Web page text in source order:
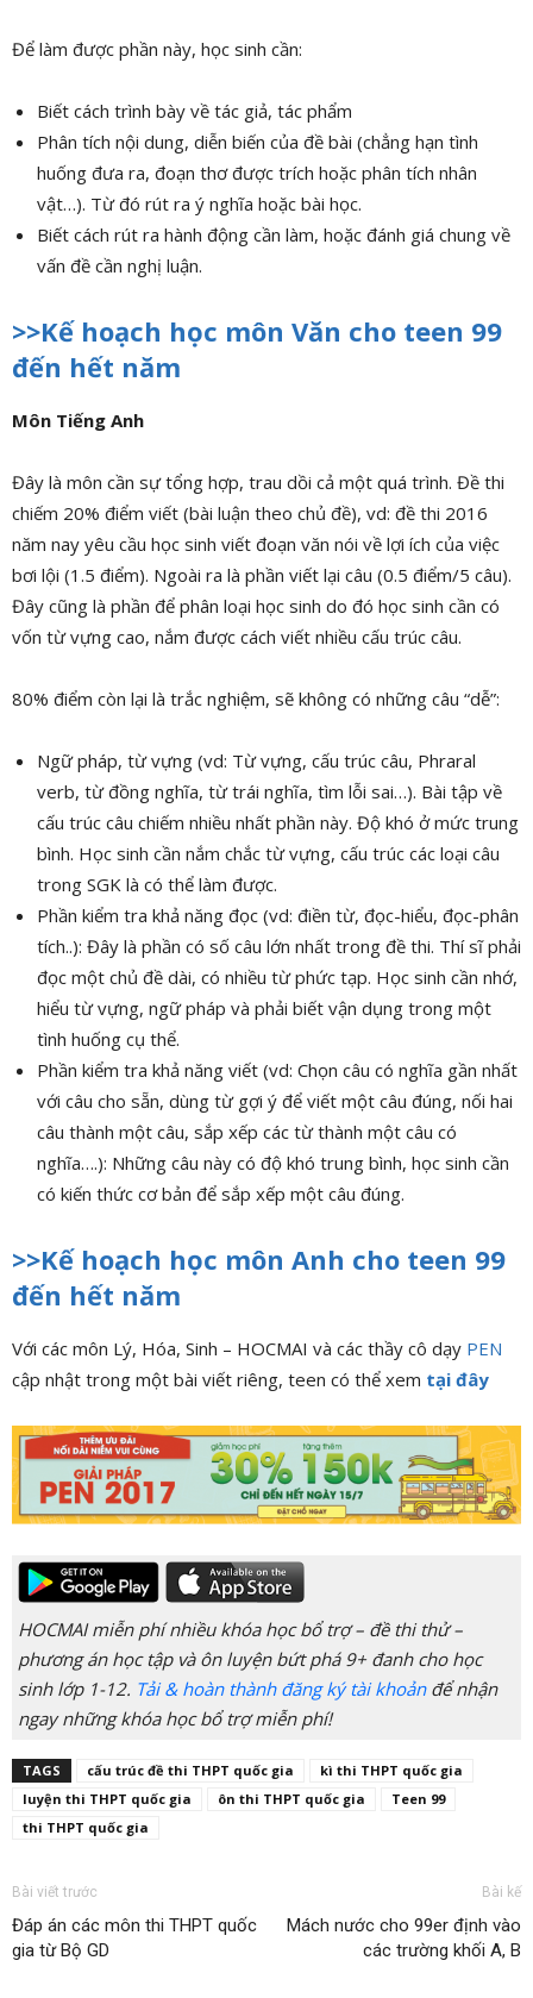
Để làm được phần này, học sinh cần:
Biết cách trình bày về tác giả, tác phẩm
Phân tích nội dung, diễn biến của đề bài (chẳng hạn tình
huống đưa ra, đoạn thơ được trích hoặc phân tích nhân
vật…). Từ đó rút ra ý nghĩa hoặc bài học.
Biết cách rút ra hành động cần làm, hoặc đánh giá chung về
vấn đề cần nghị luận.
>>Kế hoạch học môn Văn cho teen 99
đến hết năm
Môn Tiếng Anh
Đây là môn cần sự tổng hợp, trau dồi cả một quá trình. Đề thi
chiếm 20% điểm viết (bài luận theo chủ đề), vd: đề thi 2016
năm nay yêu cầu học sinh viết đoạn văn nói về lợi ích của việc
bơi lội (1.5 điểm). Ngoài ra là phần viết lại câu (0.5 điểm/5 câu).
Đây cũng là phần để phân loại học sinh do đó học sinh cần có
vốn từ vựng cao, nắm được cách viết nhiều cấu trúc câu.
80% điểm còn lại là trắc nghiệm, sẽ không có những câu “dễ”:
Ngữ pháp, từ vựng (vd: Từ vựng, cấu trúc câu, Phraral
verb, từ đồng nghĩa, từ trái nghĩa, tìm lỗi sai…). Bài tập về
cấu trúc câu chiếm nhiều nhất phần này. Độ khó ở mức trung
bình. Học sinh cần nắm chắc từ vựng, cấu trúc các loại câu
trong SGK là có thể làm được.
Phần kiểm tra khả năng đọc (vd: điền từ, đọc-hiểu, đọc-phân
tích..): Đây là phần có số câu lớn nhất trong đề thi. Thí sĩ phải
đọc một chủ đề dài, có nhiều từ phức tạp. Học sinh cần nhớ,
hiểu từ vựng, ngữ pháp và phải biết vận dụng trong một
tình huống cụ thể.
Phần kiểm tra khả năng viết (vd: Chọn câu có nghĩa gần nhất
với câu cho sẵn, dùng từ gợi ý để viết một câu đúng, nối hai
câu thành một câu, sắp xếp các từ thành một câu có
nghĩa….): Những câu này có độ khó trung bình, học sinh cần
có kiến thức cơ bản để sắp xếp một câu đúng.
>>Kế hoạch học môn Anh cho teen 99
đến hết năm
Với các môn Lý, Hóa, Sinh – HOCMAI và các thầy cô dạy PEN
cập nhật trong một bài viết riêng, teen có thể xem tại đây
HOCMAI miễn phí nhiều khóa học bổ trợ – đề thi thử –
phương án học tập và ôn luyện bứt phá 9+ đanh cho học
sinh lớp 1-12. Tải & hoàn thành đăng ký tài khoảnđể nhận
ngay những khóa học bổ trợ miễn phí!
TAGS cấu trúc đề thi THPT quốc gia
kì thi THPT quốc gia
luyện thi THPT quốc gia
ôn thi THPT quốc gia
Teen 99
thi THPT quốc gia
Bài viết trước
Đáp án các môn thi THPT quốc
gia từ Bộ GD
Bài kế
Mách nước cho 99er định vào
các trường khối A, B